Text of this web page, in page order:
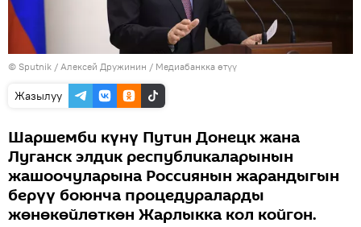
© Sputnik / Алексей Дружинин / Медиабанкка өтүү
Жазылуу
Шаршемби күнү Путин Донецк жана
Луганск элдик республикаларынын
жашоочуларына Россиянын жарандыгын
берүү боюнча процедураларды
жөнөкөйлөткөн Жарлыкка кол койгон.